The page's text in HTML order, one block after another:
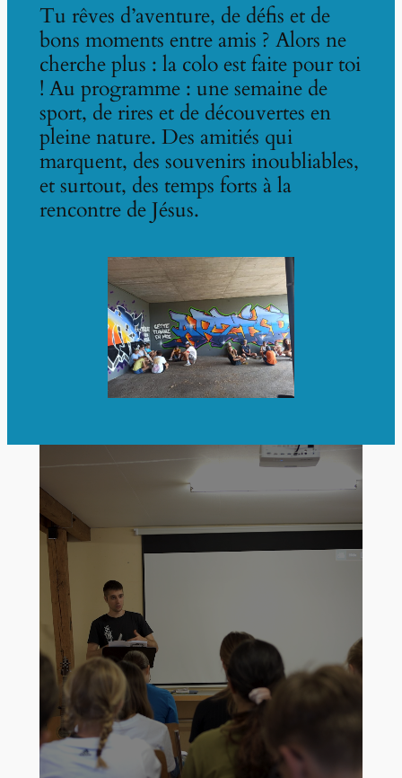
Tu rêves d’aventure, de défis et de
bons moments entre amis ? Alors ne
cherche plus : la colo est faite pour toi
! Au programme : une semaine de
sport, de rires et de découvertes en
pleine nature. Des amitiés qui
marquent, des souvenirs inoubliables,
et surtout, des temps forts à la
rencontre de Jésus.